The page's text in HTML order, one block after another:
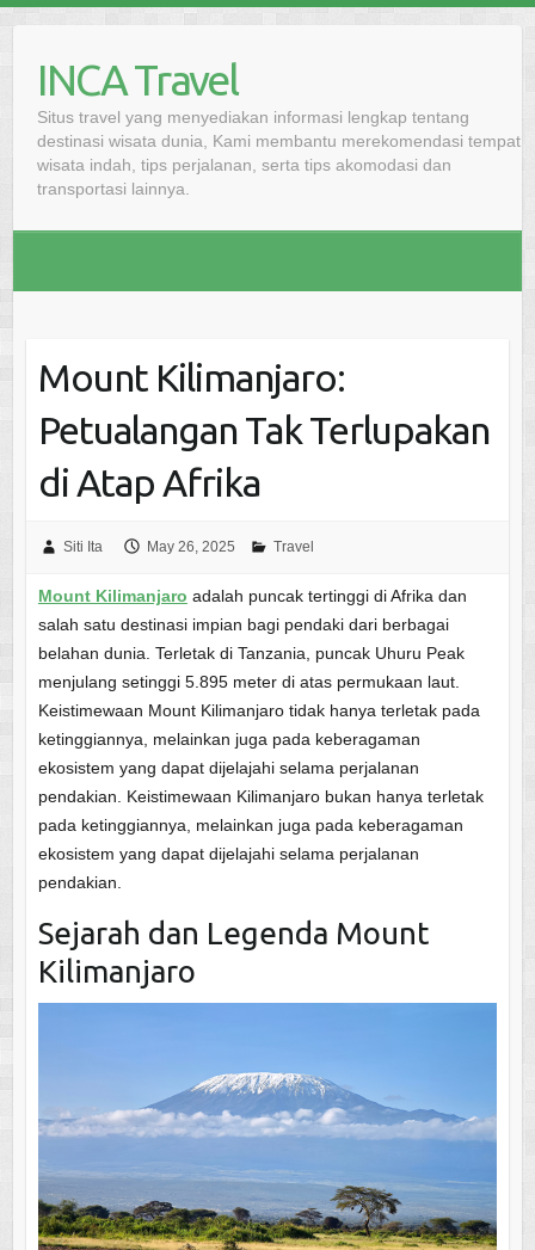
contentINCA Travel
Situs travel yang menyediakan informasi lengkap tentang
destinasi wisata dunia, Kami membantu merekomendasi tempat
wisata indah, tips perjalanan, serta tips akomodasi dan
transportasi lainnya.
Mount Kilimanjaro:
Petualangan Tak Terlupakan
di Atap Afrika
Siti Ita May 26, 2025 Travel
Mount Kilimanjaro adalah puncak tertinggi di Afrika dan
salah satu destinasi impian bagi pendaki dari berbagai
belahan dunia. Terletak di Tanzania, puncak Uhuru Peak
menjulang setinggi 5.895 meter di atas permukaan laut.
Keistimewaan Mount Kilimanjaro tidak hanya terletak pada
ketinggiannya, melainkan juga pada keberagaman
ekosistem yang dapat dijelajahi selama perjalanan
pendakian. Keistimewaan Kilimanjaro bukan hanya terletak
pada ketinggiannya, melainkan juga pada keberagaman
ekosistem yang dapat dijelajahi selama perjalanan
pendakian.
Sejarah dan Legenda Mount
Kilimanjaro